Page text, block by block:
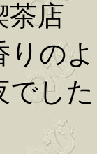
店
の
した